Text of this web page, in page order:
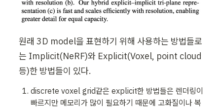
원래 3D model을 표현하기 위해 사용하는 방법들로
는 Implicit(NeRF)와 Explicit(Voxel, point cloud
등)한 방법들이 있다.
discrete voxel grid같은 explicit한 방법들은 렌더링이
빠르지만 메모리가 많이 필요하기 때문에 고화질이나 복